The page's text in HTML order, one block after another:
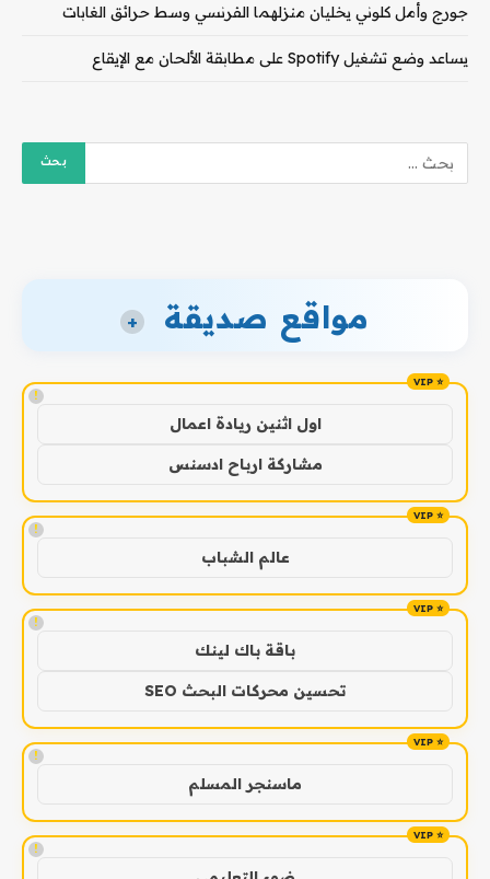
جورج وأمل كلوني يخليان منزلهما الفرنسي وسط حرائق الغابات
يساعد وضع تشغيل Spotify على مطابقة الألحان مع الإيقاع
مواقع صديقة +
!
اول اثنين ريادة اعمال
مشاركة ارباح ادسنس
!
عالم الشباب
!
باقة باك لينك
تحسين محركات البحث SEO
!
ماسنجر المسلم
!